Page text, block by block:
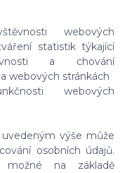
webových
statistik týkající
a chování
webových stránkách
webových
výše může
osobních údajů.
možné na základě